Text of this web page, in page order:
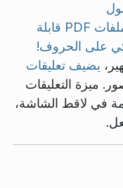
يدعم الآن تصدير ملفات PDF قابلة
على الحروف!
يضيف تعليقات
ميزة التعليقات
في لاقط الشاشة،